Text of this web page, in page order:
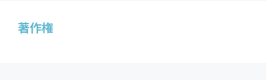
著作権